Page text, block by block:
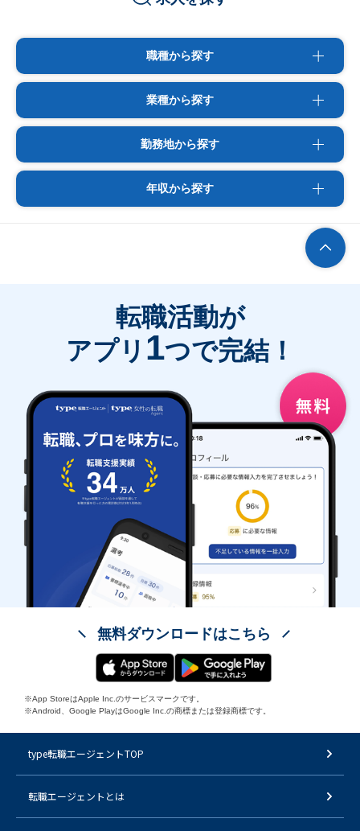
職種から探す
業種から探す
勤務地から探す
年収から探す
転職活動が
アプリ 1つで完結！
無料ダウンロードはこちら
※App StoreはApple Inc.のサービスマークです。
※Android、Google PlayはGoogle Inc.の商標または登録商標です。
type転職エージェントTOP
転職エージェントとは